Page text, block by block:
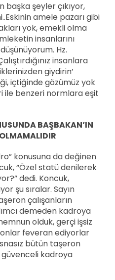
başka şeyler çıkıyor,
amele pazarı gibi
yok, emekli olma
insanlarını
Hz.
insanlara
giydirin’
içtiğinde gözümüz yok
ile benzeri normlara eşit
BAŞBAKAN’IN
konusuna da değinen
“Özel statü denilerek
dedi. Koncuk,
şu sıralar. Sayın
çalışanların
demeden kadroya
olduk, gerçi işsiz
feveran ediyorlar
bütün taşeron
kadroya